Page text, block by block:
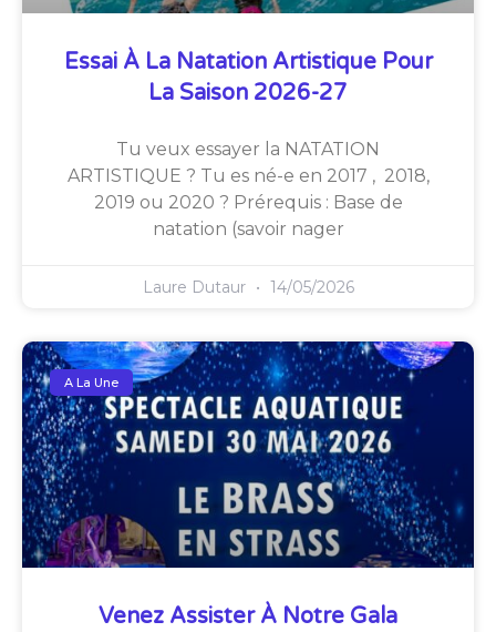
Essai À La Natation Artistique Pour
La Saison 2026-27
Tu veux essayer la NATATION
ARTISTIQUE ? Tu es né-e en 2017 , 2018,
2019 ou 2020 ? Prérequis : Base de
natation (savoir nager
Laure Dutaur 14/05/2026
A La Une
Venez Assister À Notre Gala